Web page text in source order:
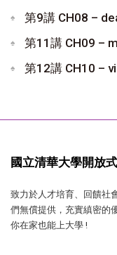
第9講 CH08 –
第11講 CH09 –
第12講 CH10 –
國立清華大學開放
致力於人才培育、回饋社
們無償提供，充實縝密的
你在家也能上大學 !